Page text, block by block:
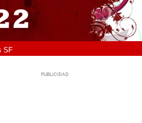
SF